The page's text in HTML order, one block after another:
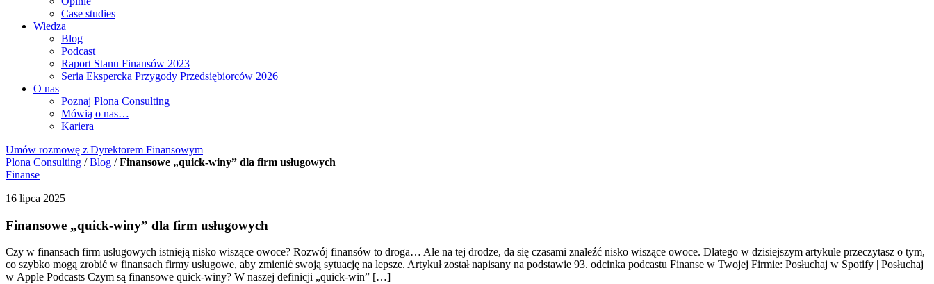
Case studies
Wiedza
Blog
Podcast
Raport Stanu Finansów 2023
Seria Ekspercka Przygody Przedsiębiorców 2026
O nas
Poznaj Plona Consulting
Mówią o nas…
Kariera
Umów rozmowę z Dyrektorem Finansowym
Plona Consulting /Blog /Finansowe „quick-winy” dla firm usługowych
Finanse
16 lipca 2025
Finansowe „quick-winy” dla firm usługowych
Czy w finansach firm usługowych istnieją nisko wiszące owoce? Rozwój finansów to droga… Ale na tej drodze, da się czasami znaleźć nisko wiszące owoce. Dlatego w dzisiejszym artykule przeczytasz o tym,
co szybko mogą zrobić w finansach firmy usługowe, aby zmienić swoją sytuację na lepsze. Artykuł został napisany na podstawie 93. odcinka podcastu Finanse w Twojej Firmie: Posłuchaj w Spotify | Posłuchaj
w Apple Podcasts Czym są finansowe quick-winy? W naszej definicji „quick-win” […]